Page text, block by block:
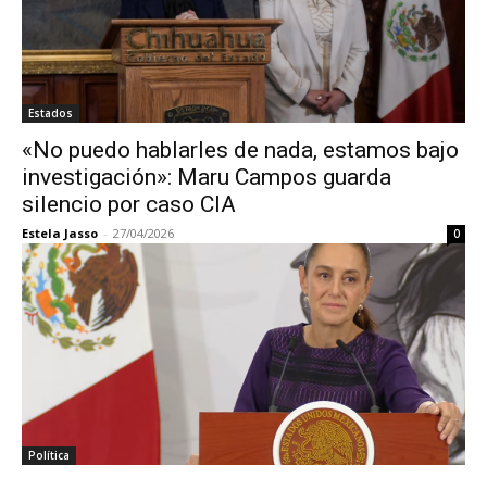
Estados
«No puedo hablarles de nada, estamos bajo
investigación»: Maru Campos guarda
silencio por caso CIA
Estela Jasso - 27/04/2026 0
Política